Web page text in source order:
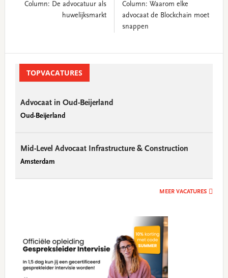
Column: De advocatuur als
huwelijksmarkt
Column: Waarom elke
advocaat de Blockchain moet
snappen
SidebarTOPVACATURES
Advocaat in Oud-Beijerland
Oud-Beijerland
Mid-Level Advocaat Infrastructure & Construction
Amsterdam
MEER VACATURES